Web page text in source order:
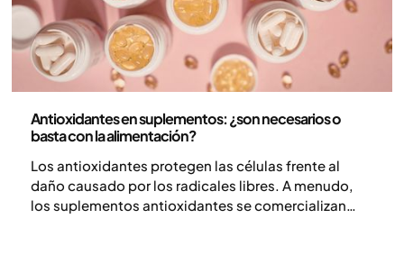
Antioxidantes en suplementos: ¿son necesarios o
basta con la alimentación?
Los antioxidantes protegen las células frente al
daño causado por los radicales libres. A menudo,
los suplementos antioxidantes se comercializan